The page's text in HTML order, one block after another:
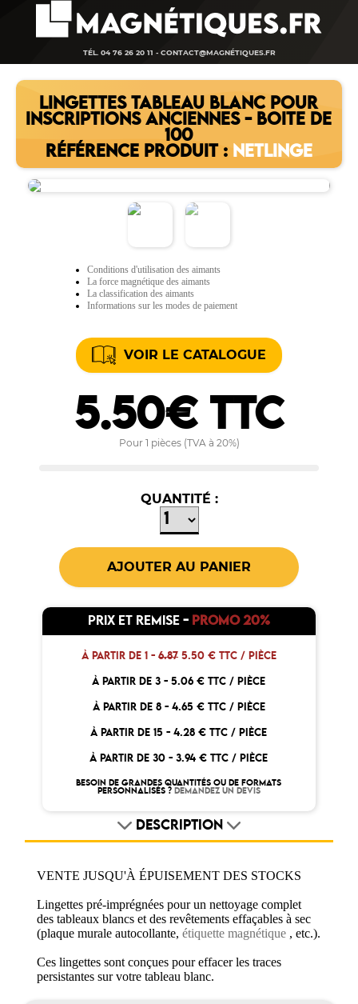
TÉL. 04 76 26 20 11 - CONTACT@MAGNÉTIQUES.FR
LINGETTES TABLEAU BLANC POUR
INSCRIPTIONS ANCIENNES - BOITE DE
100
RÉFÉRENCE PRODUIT : NETLINGE
Conditions d'utilisation des aimants
La force magnétique des aimants
La classification des aimants
Informations sur les modes de paiement
VOIR LE CATALOGUE
5.50€ TTC
Pour 1 pièces (TVA à 20%)
QUANTITÉ :
PRIX ET REMISE - PROMO 20%
À PARTIR DE 1 - 6.87 5.50 € TTC / PIÈCE
À PARTIR DE 3 -5.06 € TTC / PIÈCE
À PARTIR DE 8 - 4.65 € TTC / PIÈCE
À PARTIR DE 15 -4.28 € TTC / PIÈCE
À PARTIR DE 30 -3.94 € TTC / PIÈCE
BESOIN DE GRANDES QUANTITÉS OU DE FORMATS
PERSONNALISÉS ? DEMANDEZ UN DEVIS
DESCRIPTION
VENTE JUSQU'À ÉPUISEMENT DES STOCKS
Lingettes pré-imprégnées pour un nettoyage complet
des tableaux blancs et des revêtements effaçables à sec
(plaque murale autocollante,étiquette magnétique , etc.).
Ces lingettes sont conçues pour effacer les traces
persistantes sur votre tableau blanc.